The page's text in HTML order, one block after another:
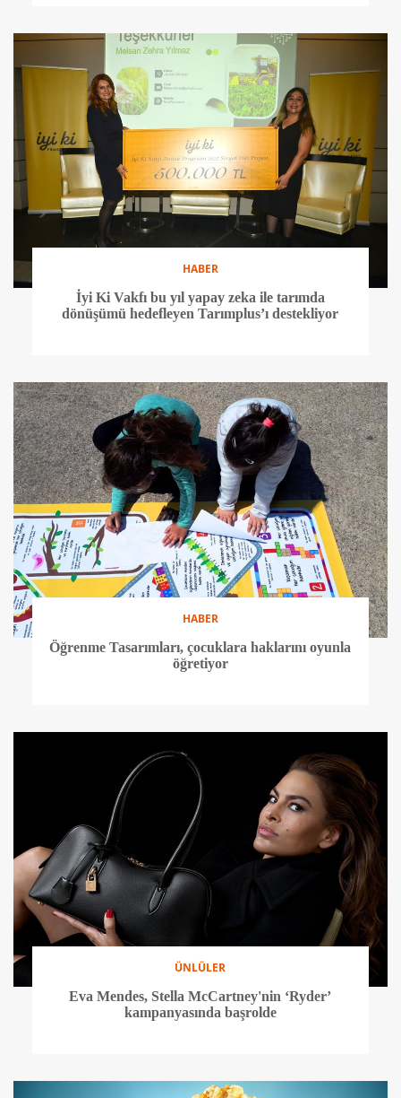
HABER
İyi Ki Vakfı bu yıl yapay zeka ile tarımda
dönüşümü hedefleyen Tarımplus’ı destekliyor
HABER
Öğrenme Tasarımları, çocuklara haklarını oyunla
öğretiyor
ÜNLÜLER
Eva Mendes, Stella McCartney'nin ‘Ryder’
kampanyasında başrolde